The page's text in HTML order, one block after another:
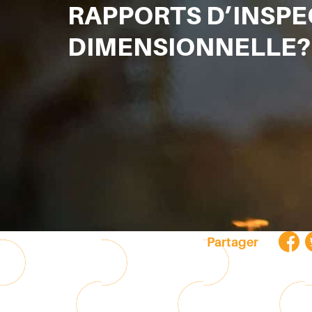
RAPPORTS
DIMENSIONNELLE?
Partager